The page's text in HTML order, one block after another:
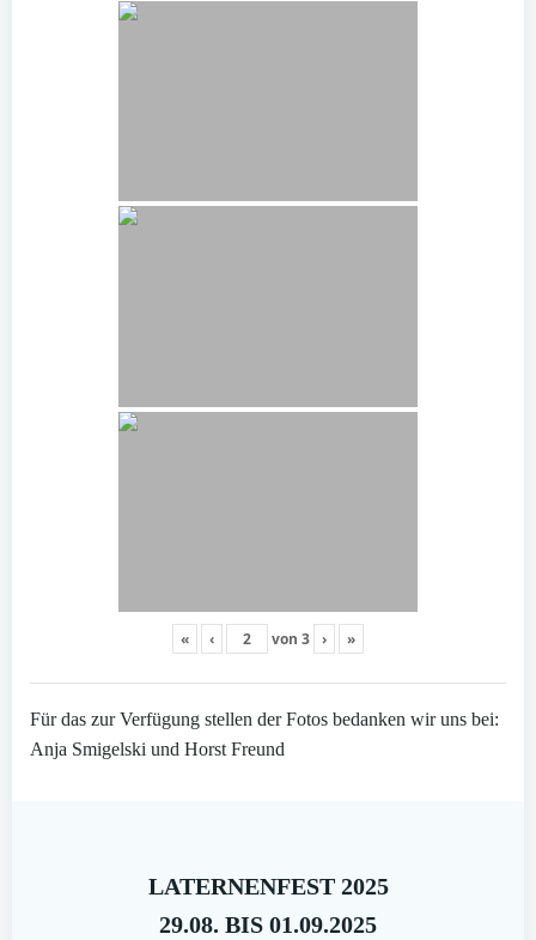
« ‹ von 3 › »
Für das zur Verfügung stellen der Fotos bedanken wir uns bei:
Anja Smigelski und Horst Freund
LATERNENFEST 2025
29.08. BIS 01.09.2025